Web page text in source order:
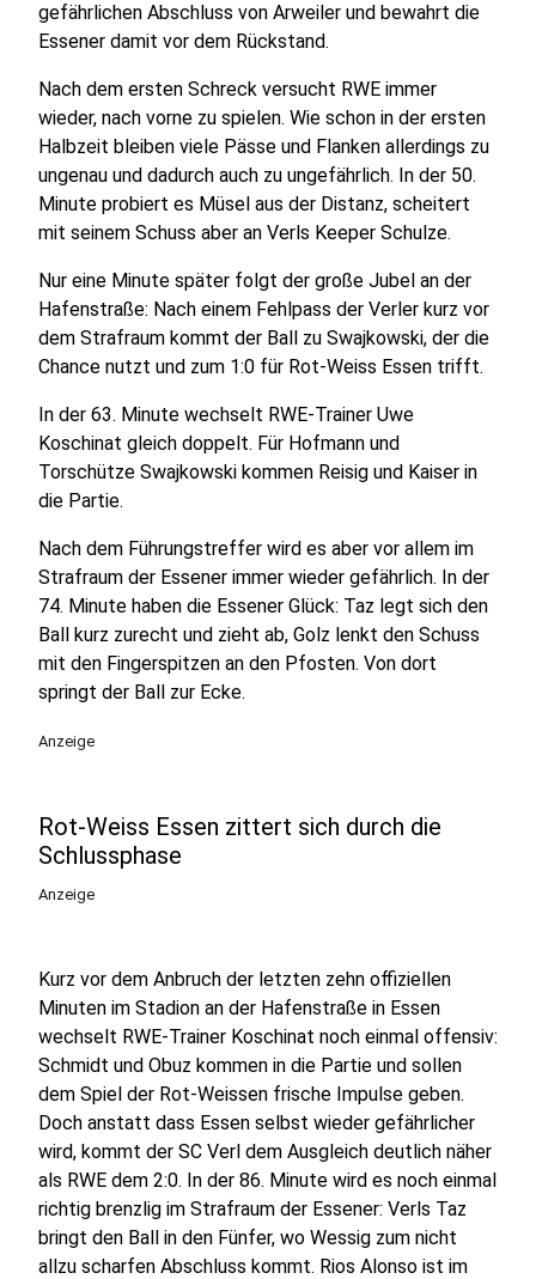
gefährlichen Abschluss von Arweiler und bewahrt die
Essener damit vor dem Rückstand.
Nach dem ersten Schreck versucht RWE immer
wieder, nach vorne zu spielen. Wie schon in der ersten
Halbzeit bleiben viele Pässe und Flanken allerdings zu
ungenau und dadurch auch zu ungefährlich. In der 50.
Minute probiert es Müsel aus der Distanz, scheitert
mit seinem Schuss aber an Verls Keeper Schulze.
Nur eine Minute später folgt der große Jubel an der
Hafenstraße: Nach einem Fehlpass der Verler kurz vor
dem Strafraum kommt der Ball zu Swajkowski, der die
Chance nutzt und zum 1:0 für Rot-Weiss Essen trifft.
In der 63. Minute wechselt RWE-Trainer Uwe
Koschinat gleich doppelt. Für Hofmann und
Torschütze Swajkowski kommen Reisig und Kaiser in
die Partie.
Nach dem Führungstreffer wird es aber vor allem im
Strafraum der Essener immer wieder gefährlich. In der
74. Minute haben die Essener Glück: Taz legt sich den
Ball kurz zurecht und zieht ab, Golz lenkt den Schuss
mit den Fingerspitzen an den Pfosten. Von dort
springt der Ball zur Ecke.
Anzeige
Rot-Weiss Essen zittert sich durch die
Schlussphase
Anzeige
Kurz vor dem Anbruch der letzten zehn offiziellen
Minuten im Stadion an der Hafenstraße in Essen
wechselt RWE-Trainer Koschinat noch einmal offensiv:
Schmidt und Obuz kommen in die Partie und sollen
dem Spiel der Rot-Weissen frische Impulse geben.
Doch anstatt dass Essen selbst wieder gefährlicher
wird, kommt der SC Verl dem Ausgleich deutlich näher
als RWE dem 2:0. In der 86. Minute wird es noch einmal
richtig brenzlig im Strafraum der Essener: Verls Taz
bringt den Ball in den Fünfer, wo Wessig zum nicht
allzu scharfen Abschluss kommt. Rios Alonso ist im